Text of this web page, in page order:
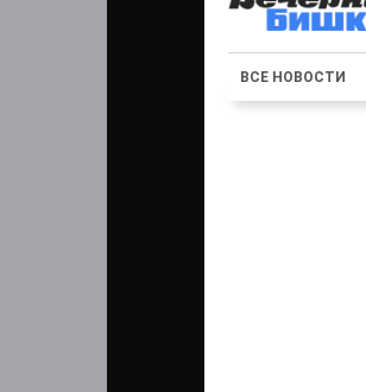
ВСЕ НОВОСТИ